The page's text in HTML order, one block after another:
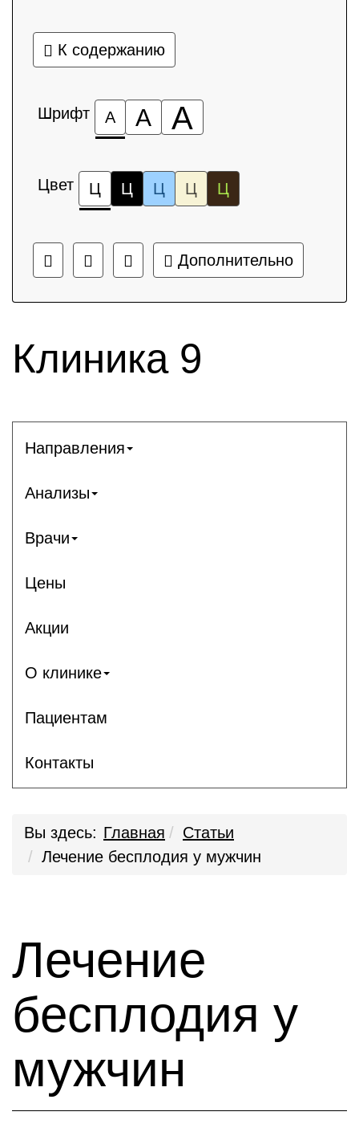
К содержанию
Шрифт А А А
Цвет Ц Ц Ц Ц Ц
Дополнительно
Клиника 9
Направления
Анализы
Врачи
Цены
Акции
О клинике
Пациентам
Контакты
Вы здесь: Главная
Статьи
Лечение бесплодия у мужчин
Лечение
бесплодия у
мужчин